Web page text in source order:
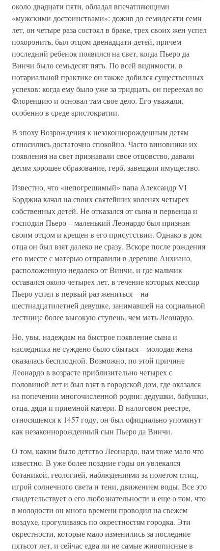
около двадцати пяти, обладал впечатляющими
«мужскими достоинствами»: дожив до семидесяти семи
лет, он четыре раза состоял в браке, трех своих жен успел
похоронить, был отцом двенадцати детей, причем
последний ребенок появился на свет, когда Пьеро да
Винчи было семьдесят пять. По всей видимости, в
нотариальной практике он также добился существенных
успехов: когда ему было уже за тридцать, он переехал во
Флоренцию и основал там свое дело. Его уважали,
особенно в среде аристократии.
В эпоху Возрождения к незаконнорожденным детям
относились достаточно спокойно. Часто виновники их
появления на свет признавали свое отцовство, давали
детям хорошее образование, герб, завещали имущество.
Известно, что «непогрешимый» папа Александр VI
Борджиа качал на своих святейших коленях четырех
собственных детей. Не отказался от сына и первенца и
господин Пьеро – маленький Леонардо был признан
своим отцом и крещен в его присутствии. Однако в дом
отца он был взят далеко не сразу. Вскоре после рождения
его вместе с матерью отправили в деревню Анхиано,
расположенную недалеко от Винчи, и где мальчик
оставался около четырех лет, в течение которых мессир
Пьеро успел в первый раз жениться – на
шестнадцатилетней девушке, занимавшей на социальной
лестнице более высокую ступень, чем мать Леонардо.
Но, увы, надеждам на быстрое появление сына и
наследника не суждено было сбыться – молодая жена
оказалась бесплодной. Возможно, по этой причине
Леонардо в возрасте приблизительно четырех с
половиной лет и был взят в городской дом, где оказался
на попечении многочисленной родни: дедушки, бабушки,
отца, дяди и приемной матери. В налоговом реестре,
относящемся к 1457 году, он был официально упомянут
как незаконнорожденный сын Пьеро да Винчи.
О том, каким было детство Леонардо, нам тоже мало что
известно. В уже более поздние годы он увлекался
ботаникой, геологией, наблюдениями за полетом птиц,
игрой солнечного света и тени, движением воды. Все это
свидетельствует о его любознательности и еще о том, что
в молодости он много времени проводил на свежем
воздухе, прогуливаясь по окрестностям городка. Эти
окрестности, которые мало изменились за последние
пятьсот лет, и сейчас едва ли не самые живописные в